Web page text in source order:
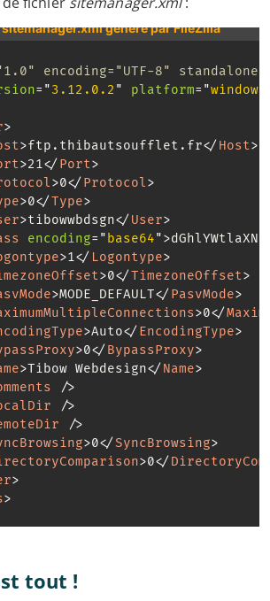
généré par FileZilla
encoding="UTF-8"
= "3.12.0.2 " platform= "windows
>
>ftp.thibautsoufflet.fr</Host>
>21</Port>
>0</Protocol>
>0</Type>
>tibowwbdsgn</User>
encoding= " base64">
>1</ Logontype>
>0</TimezoneOffset>
>MODE_DEFAULT</PasvMode>
>0</
>Auto</EncodingType>
>0</BypassProxy>
>Tibow Webdesign</Name>
/>
/>
/>
>0</SyncBrowsing>
>0</
>
>
tout !